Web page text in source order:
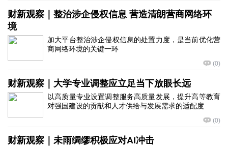
财新观察｜整治涉企侵权信息 营造清朗营商网络环
境
加大平台整治涉企侵权信息的处置力度，是当前优化营
商网络环境的关键一环
(0)
财新观察｜大学专业调整应立足当下放眼长远
以高质量专业设置调整服务高质量发展，提升高等教育
对强国建设的贡献和人才供给与发展需求的适配度
(0)
财新观察｜未雨绸缪积极应对AI冲击